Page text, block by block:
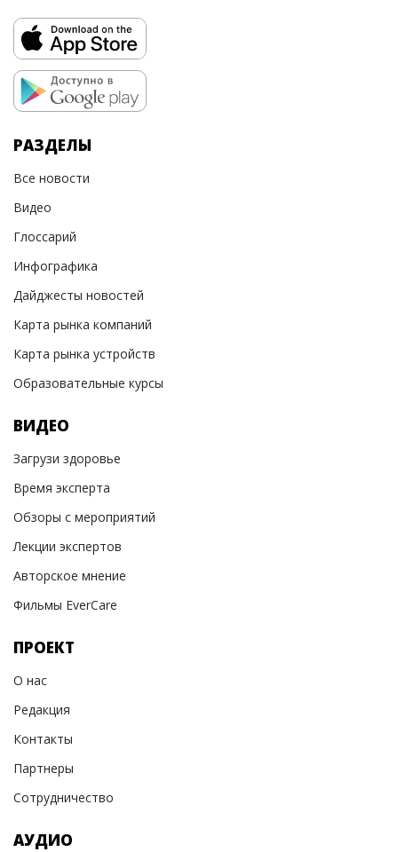
РАЗДЕЛЫ
Все новости
Видео
Глоссарий
Инфографика
Дайджесты новостей
Карта рынка компаний
Карта рынка устройств
Образовательные курсы
ВИДЕО
Загрузи здоровье
Время эксперта
Обзоры с мероприятий
Лекции экспертов
Авторское мнение
Фильмы EverCare
ПРОЕКТ
О нас
Редакция
Контакты
Партнеры
Сотрудничество
АУДИО